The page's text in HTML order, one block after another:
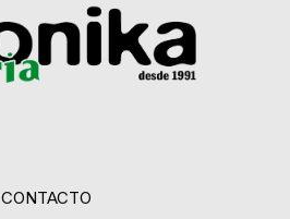
CONTACTO